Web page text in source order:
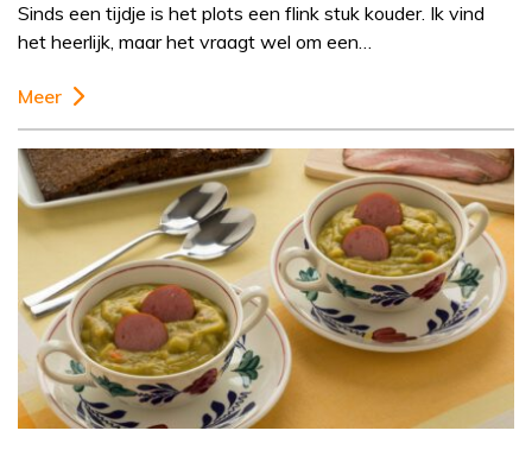
Sinds een tijdje is het plots een flink stuk kouder. Ik vind
het heerlijk, maar het vraagt wel om een…
Meer